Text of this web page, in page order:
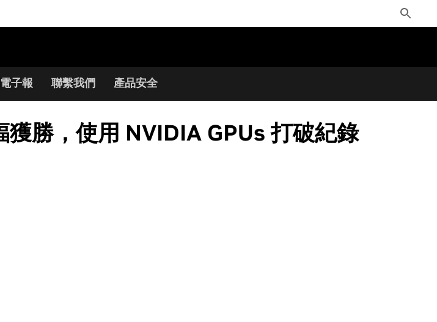
Toggle
Search
子報 聯繫我們 產品安全
勝，使用 NVIDIA GPUs 打破紀錄